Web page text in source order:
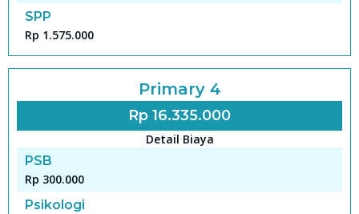
SPP
Rp 1.575.000
Primary 4
Rp 16.335.000
Detail Biaya
PSB
Rp 300.000
Psikologi